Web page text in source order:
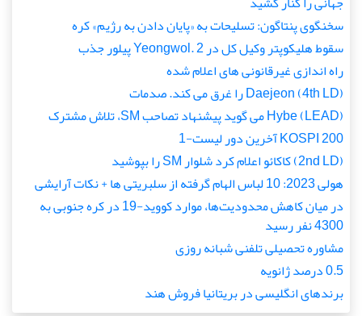
سخنگوی پنتاگون: تسلیحات به «پایان دادن به رژیم» کره
سقوط هلیکوپتر وکیل کل در Yeongwol. 2 پیلور جذب
راه اندازی غیرقانونی های اعلام شده
(4th LD) Daejeon را غرق می کند. صدمات
(LEAD) Hybe می گوید پیشنهاد تصاحب SM، تلاش مشترک
KOSPI 200 آخرین دور لیست-1
(2nd LD) کاکائو اعلام کرد شلوار SM را بپوشید
هولی 2023: 10 لباس الهام گرفته از سلبریتی ها + نکات آرایشی
در میان کاهش محدودیت‌ها، موارد کووید-19 در کره جنوبی به
4300 نفر رسید
مشاوره تحصیلی تلفنی شبانه روزی
0.5 درصد ژانویه
برندهای انگلیسی در بریتانیا فروش هند